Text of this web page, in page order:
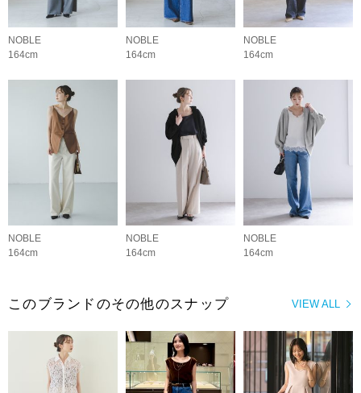
NOBLE
164cm
NOBLE
164cm
NOBLE
164cm
NOBLE
164cm
NOBLE
164cm
NOBLE
164cm
VIEW ALL
このブランドのその他のスナップ